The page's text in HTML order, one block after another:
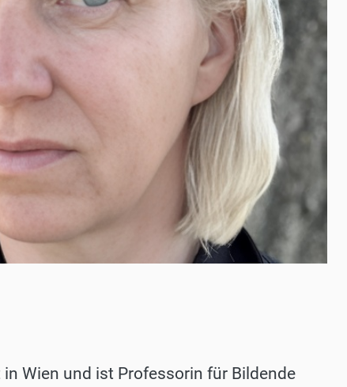
Wien und ist Professorin für Bildende